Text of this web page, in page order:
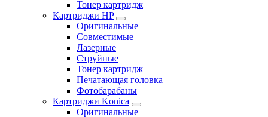
Тонер картридж
Картриджи HP
Оригинальные
Совместимые
Лазерные
Струйные
Тонер картридж
Печатающая головка
Фотобарабаны
Картриджи Konica
Оригинальные